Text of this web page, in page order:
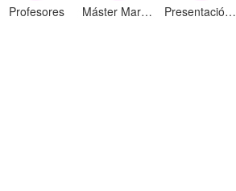
Profesores Máster Marketing Digital en Alicante Presentación ¡Nuevas Ediciones!